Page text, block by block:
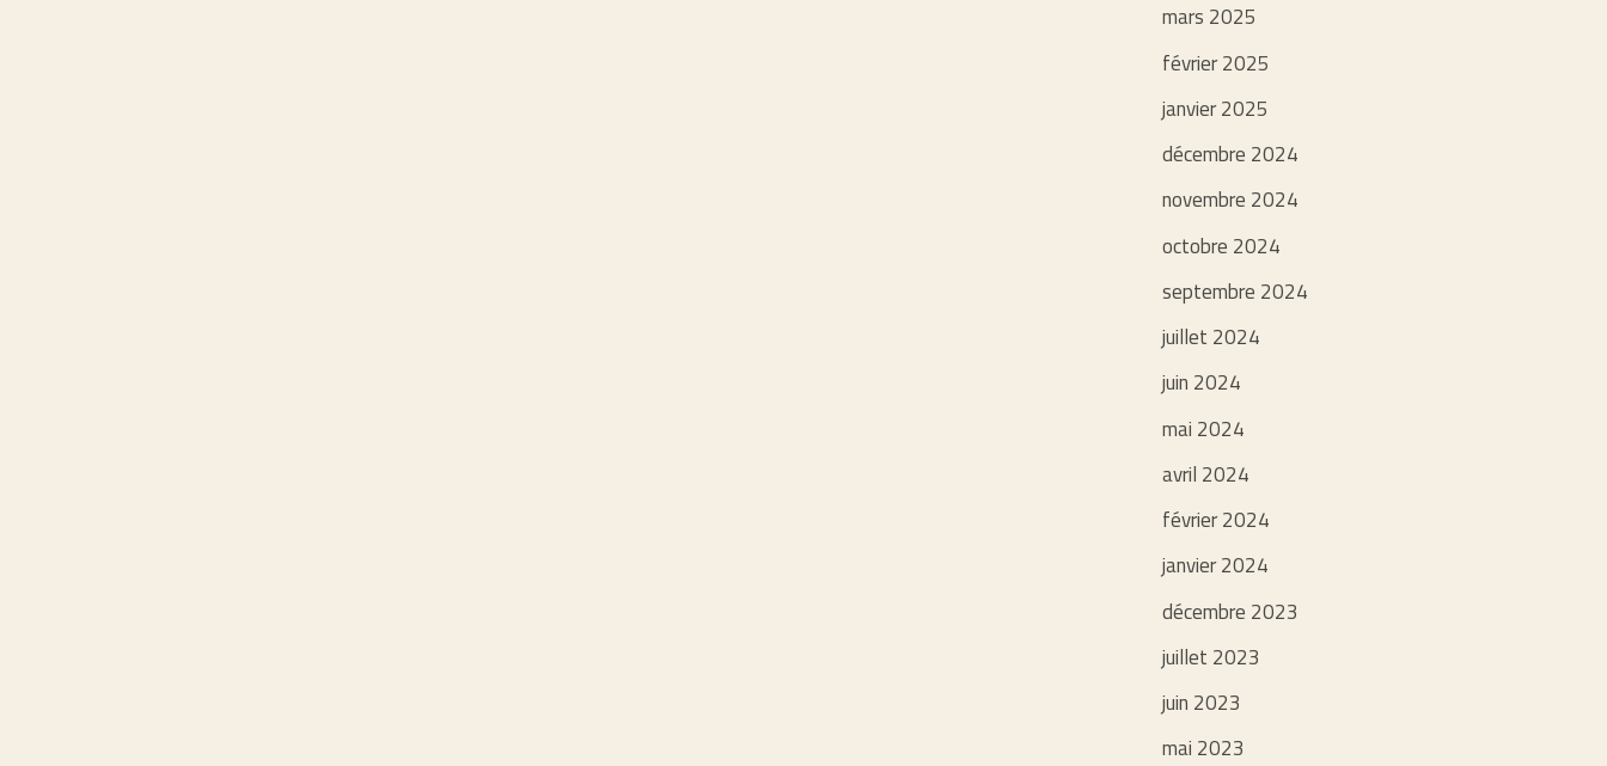
mars 2025
février 2025
janvier 2025
décembre 2024
novembre 2024
octobre 2024
septembre 2024
juillet 2024
juin 2024
mai 2024
avril 2024
février 2024
janvier 2024
décembre 2023
juillet 2023
juin 2023
mai 2023